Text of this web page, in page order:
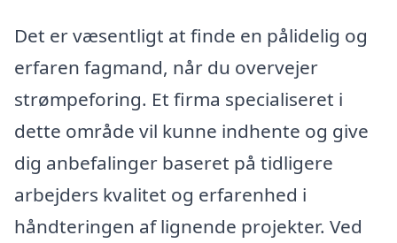
Det er væsentligt at finde en pålidelig og
erfaren fagmand, når du overvejer
strømpeforing. Et firma specialiseret i
dette område vil kunne indhente og give
dig anbefalinger baseret på tidligere
arbejders kvalitet og erfarenhed i
håndteringen af lignende projekter. Ved